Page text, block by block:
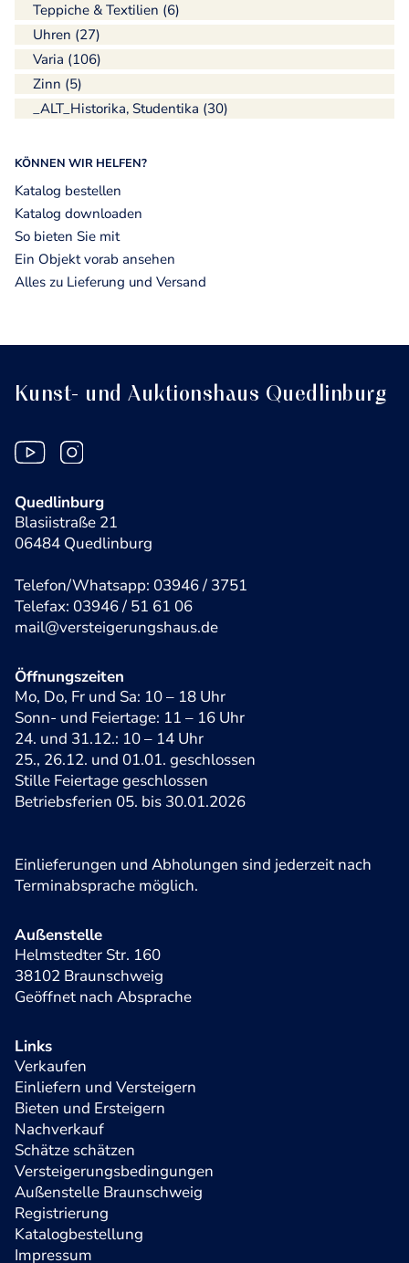
Teppiche & Textilien (6)
Uhren (27)
Varia (106)
Zinn (5)
_ALT_Historika, Studentika (30)
KÖNNEN WIR HELFEN?
Katalog bestellen
Katalog downloaden
So bieten Sie mit
Ein Objekt vorab ansehen
Alles zu Lieferung und Versand
Kunst- und Auktionshaus Quedlinburg
Quedlinburg
Blasiistraße 21
06484 Quedlinburg
Telefon/Whatsapp: 03946 / 3751
Telefax: 03946 / 51 61 06
mail@versteigerungshaus.de
Öffnungszeiten
Mo, Do, Fr und Sa: 10 – 18 Uhr
Sonn- und Feiertage: 11 – 16 Uhr
24. und 31.12.: 10 – 14 Uhr
25., 26.12. und 01.01. geschlossen
Stille Feiertage geschlossen
Betriebsferien 05. bis 30.01.2026
Einlieferungen und Abholungen sind jederzeit nach
Terminabsprache möglich.
Außenstelle
Helmstedter Str. 160
38102 Braunschweig
Geöffnet nach Absprache
Links
Verkaufen
Einliefern und Versteigern
Bieten und Ersteigern
Nachverkauf
Schätze schätzen
Versteigerungsbedingungen
Außenstelle Braunschweig
Registrierung
Katalogbestellung
Impressum